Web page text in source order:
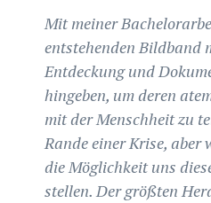
Mit meiner
entstehenden Bildband
Entdeckung und
hingeben, um deren
mit der Menschheit zu
Rande einer Krise, aber
die Möglichkeit uns
stellen. Der größten